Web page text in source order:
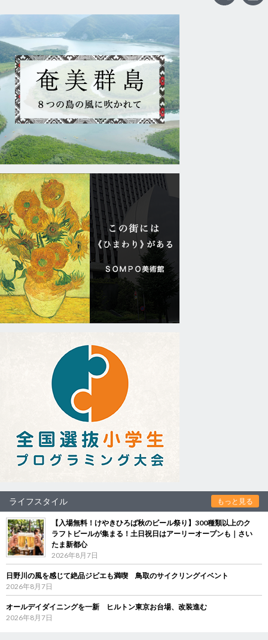
ライフスタイル もっと見る
【入場無料！けやきひろば秋のビール祭り】300種類以上のク
ラフトビールが集まる！土日祝日はアーリーオープンも｜さい
たま新都心
2026年8月7日
日野川の風を感じて絶品ジビエも満喫 鳥取のサイクリングイベント
2026年8月7日
オールデイダイニングを一新 ヒルトン東京お台場、改装進む
2026年8月7日